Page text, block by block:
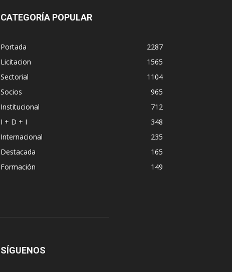
CATEGORÍA POPULAR
Portada
2287
Licitacion
1565
Sectorial
1104
Socios
965
Institucional
712
I + D + I
348
Internacional
235
Destacada
165
Formación
149
SÍGUENOS